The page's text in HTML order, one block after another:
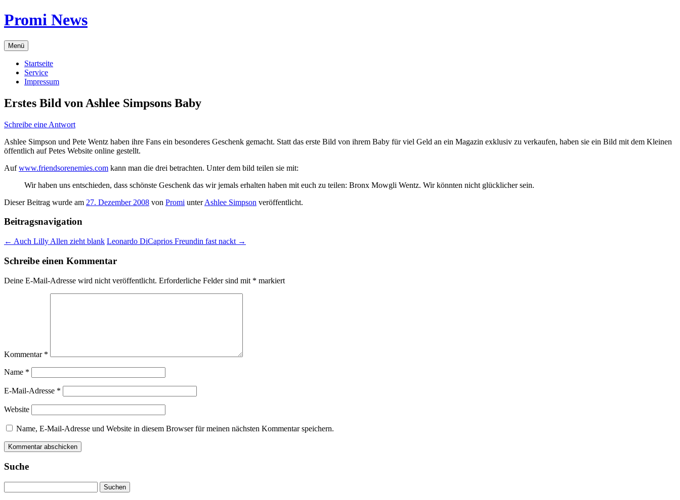
Zum
Inhalt
Promi News
Menü
Startseite
Service
Impressum
Erstes Bild von Ashlee Simpsons Baby
Schreibe eine Antwort
Ashlee Simpson und Pete Wentz haben ihre Fans ein besonderes Geschenk gemacht. Statt das erste Bild von ihrem Baby für viel Geld an ein Magazin exklusiv zu verkaufen, haben sie ein Bild mit dem Kleinen
öffentlich auf Petes Website online gestellt.
Aufwww.friendsorenemies.com kann man die drei betrachten. Unter dem bild teilen sie mit:
Wir haben uns entschieden, dass schönste Geschenk das wir jemals erhalten haben mit euch zu teilen: Bronx Mowgli Wentz. Wir könnten nicht glücklicher sein.
Dieser Beitrag wurde am 27. Dezember 2008 von Promi unterAshlee Simpson veröffentlicht.
Beitragsnavigation
← Auch Lilly Allen zieht blank Leonardo DiCaprios Freundin fast nackt →
Schreibe einen Kommentar
Deine E-Mail-Adresse wird nicht veröffentlicht. Erforderliche Felder sind mit * markiert
Kommentar *
Name *
E-Mail-Adresse *
Website
Name, E-Mail-Adresse und Website in diesem Browser für meinen nächsten Kommentar speichern.
Suche
nach: